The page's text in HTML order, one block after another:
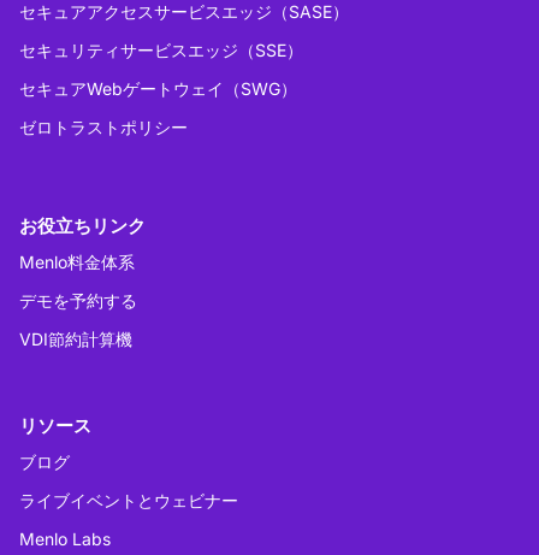
セキュアアクセスサービスエッジ（SASE）
セキュリティサービスエッジ（SSE）
セキュアWebゲートウェイ（SWG）
ゼロトラストポリシー
お役立ちリンク
Menlo料金体系
デモを予約する
VDI節約計算機
リソース
ブログ
ライブイベントとウェビナー
Menlo Labs